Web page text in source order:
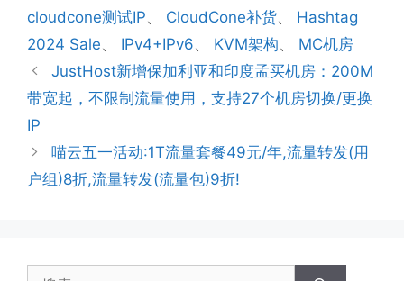
cloudcone测试IP、 CloudCone补货、 Hashtag
2024 Sale、 IPv4+IPv6、 KVM架构、 MC机房
JustHost新增保加利亚和印度孟买机房：200M
带宽起，不限制流量使用，支持27个机房切换/更换
IP
喵云五一活动:1T流量套餐49元/年,流量转发(用
户组)8折,流量转发(流量包)9折!